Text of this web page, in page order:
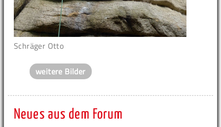
Schräger Otto
weitere Bilder
Neues aus dem Forum